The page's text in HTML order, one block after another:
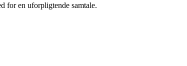
for en uforpligtende samtale.